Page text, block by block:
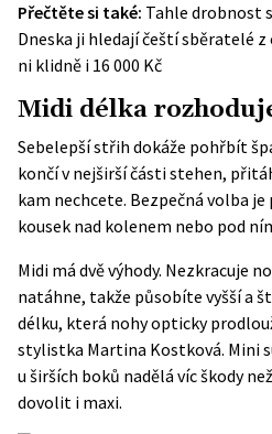
Přečtěte si také: Tahle drobnost
Dneska ji hledají čeští sběratelé
ni klidně i 16 000 Kč
Midi délka
Sebelepší střih dokáže pohřbít
končí v nejširší části stehen,
kam nechcete. Bezpečná volba
kousek nad kolenem nebo pod
Midi má dvě výhody. Nezkracuje
natáhne, takže působíte vyšší a
délku, která nohy opticky
stylistka Martina Kostková. Mini
u širších boků nadělá víc škody
dovolit i maxi.